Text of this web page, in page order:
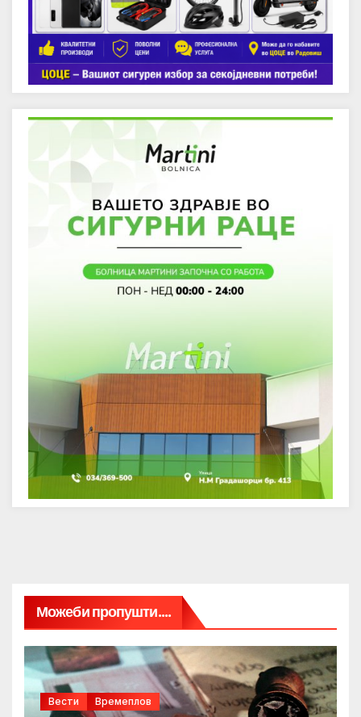
Можеби пропушти....
Вести Времеплов